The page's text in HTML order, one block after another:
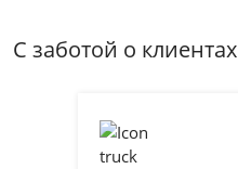
С заботой о клиентах